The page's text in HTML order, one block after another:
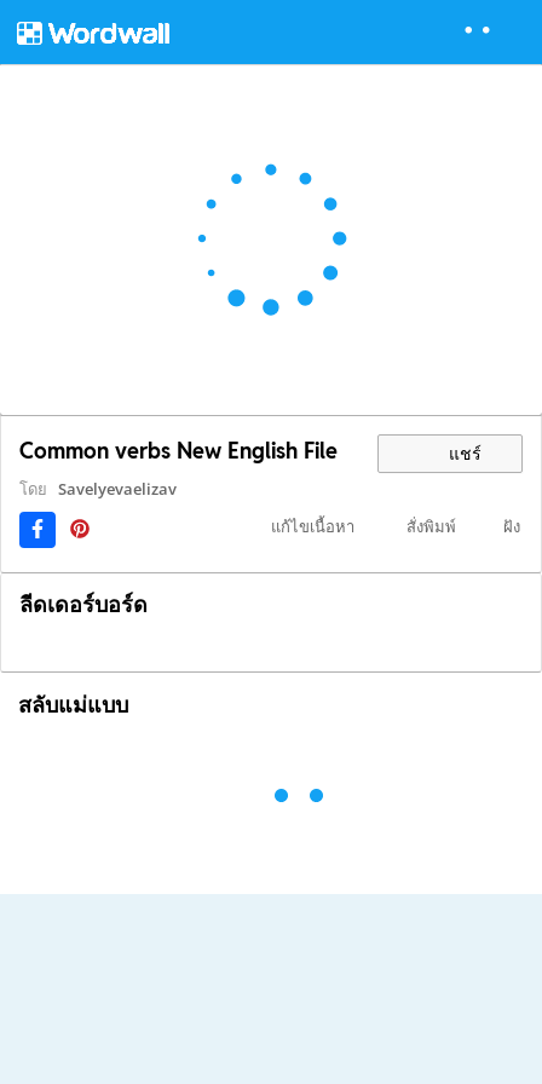
Common verbs New English File แชร์
โดย Savelyevaelizav
แก้ไขเนื้อหา
สั่งพิมพ์ ฝัง
ลีดเดอร์บอร์ด
สลับแม่แบบ